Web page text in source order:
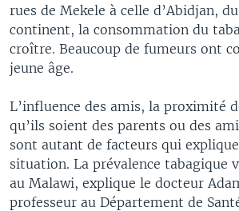
rues de Mekele à celle d’Abidjan,
continent, la consommation du
croître. Beaucoup de fumeurs ont
jeune âge.
L’influence des amis, la proximité
qu’ils soient des parents ou des
sont autant de facteurs qui
situation. La prévalence tabagique
au Malawi, explique le docteur
professeur au Département de